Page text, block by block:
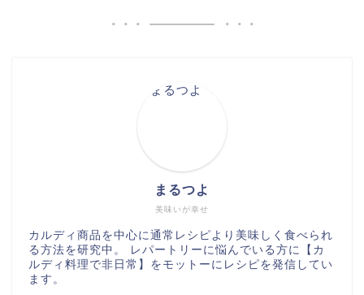
美味いが幸せ
まるつよ
カルディ商品を中心に通常レシピより美味しく食べられ
る方法を研究中。 レパートリーに悩んでいる方に【カ
ルディ料理で非日常】をモットーにレシピを発信してい
ます。